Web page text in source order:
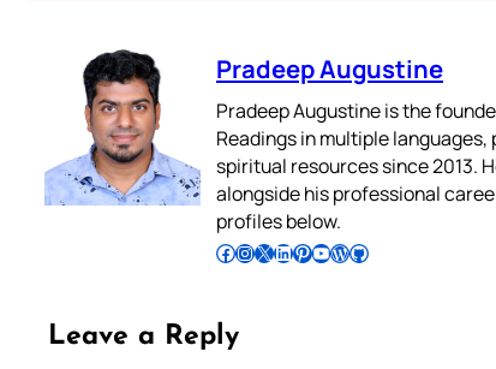
Pradeep Augustine
Pradeep Augustine is the
Readings in multiple
spiritual resources since 2013.
alongside his professional
profiles below.
Follow Pradeep on Facebook Follow Pradeep on InstagramFollow Pradeep on X Follow Pradeep on LinkedIn Follow Pradeep on Pinterest Subscribe to Pradeep’s Youtube Channel Follow Pradeep on WordPress Follow Pradeep on GitHub
Leave a Reply